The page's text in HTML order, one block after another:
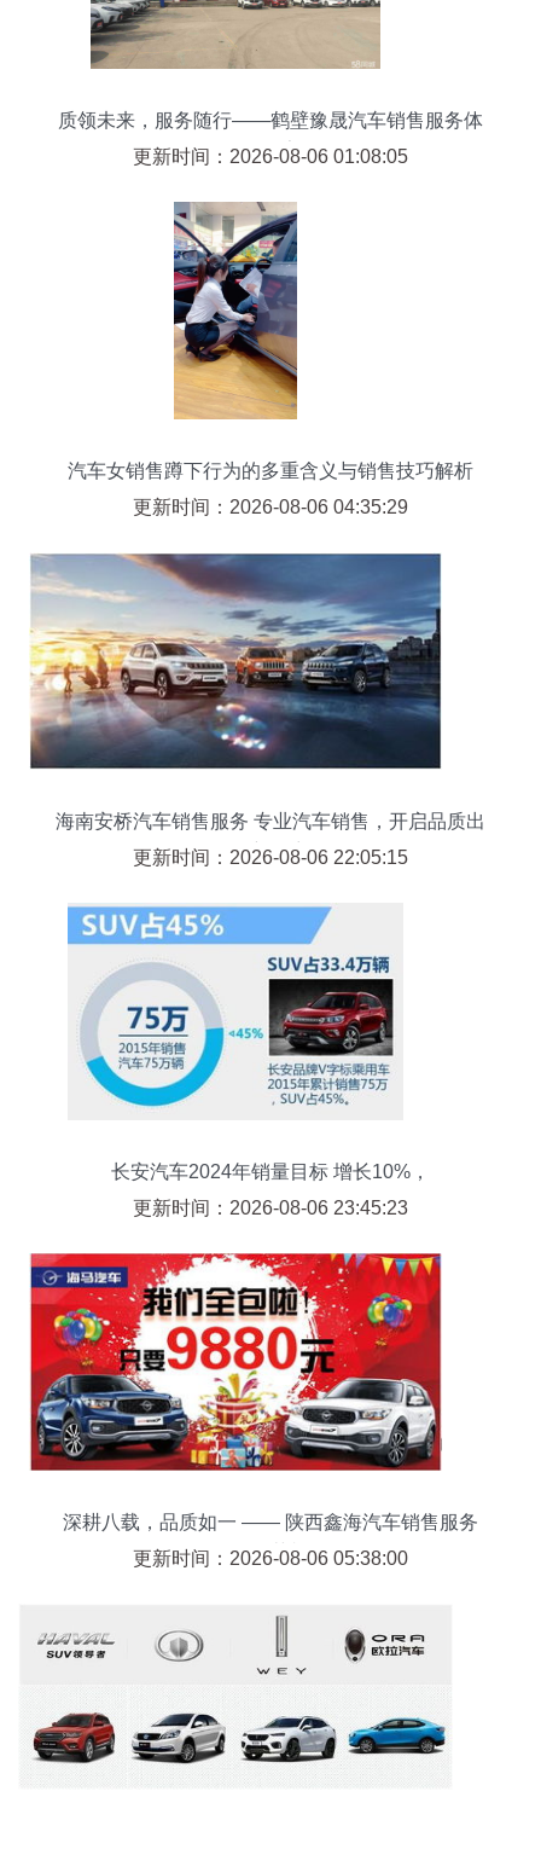
质领未来，服务随行——鹤壁豫晟汽车销售服务体
验报告
更新时间：2026-08-06 01:08:05
汽车女销售蹲下行为的多重含义与销售技巧解析
更新时间：2026-08-06 04:35:29
海南安桥汽车销售服务 专业汽车销售，开启品质出
行新篇章
更新时间：2026-08-06 22:05:15
长安汽车2024年销量目标 增长10%，
更新时间：2026-08-06 23:45:23
深耕八载，品质如一 —— 陕西鑫海汽车销售服务
有限公司荣耀前行
更新时间：2026-08-06 05:38:00